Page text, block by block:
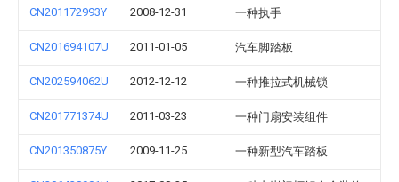
CN201172993Y 2008-12-31 一种执手
CN201694107U 2011-01-05 汽车脚踏板
CN202594062U 2012-12-12 一种推拉式机械锁
CN201771374U 2011-03-23 一种门扇安装组件
CN201350875Y 2009-11-25 一种新型汽车踏板